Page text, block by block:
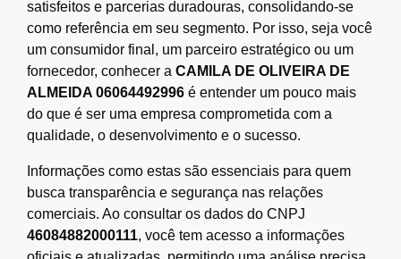
satisfeitos e parcerias duradouras, consolidando-se
como referência em seu segmento. Por isso, seja você
um consumidor final, um parceiro estratégico ou um
fornecedor, conhecer a CAMILA DE OLIVEIRA DE
ALMEIDA 06064492996 é entender um pouco mais
do que é ser uma empresa comprometida com a
qualidade, o desenvolvimento e o sucesso.
Informações como estas são essenciais para quem
busca transparência e segurança nas relações
comerciais. Ao consultar os dados do CNPJ
46084882000111, você tem acesso a informações